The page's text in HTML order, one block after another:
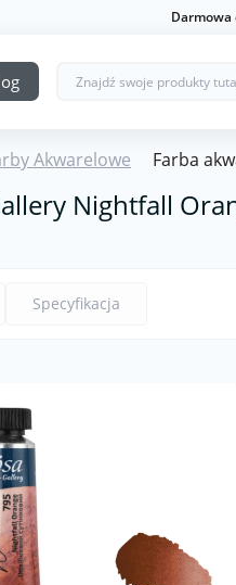
Darmowa
Akwarelowe Farba
Nightfall
Specyfikacja